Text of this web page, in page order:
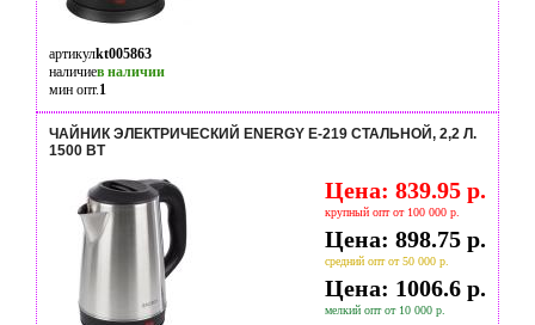
артикулkt005863
наличиев наличии
мин опт.1
ЧАЙНИК ЭЛЕКТРИЧЕСКИЙ ENERGY E-219 СТАЛЬНОЙ, 2,2 Л.
1500 ВТ
Цена: 839.95 р.
крупный опт от 100 000 р.
Цена: 898.75 р.
средний опт от 50 000 р.
Цена: 1006.6 р.
мелкий опт от 10 000 р.